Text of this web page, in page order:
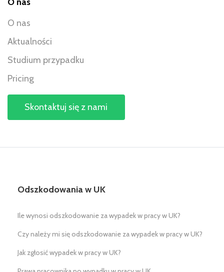
O nas
Aktualności
Studium przypadku
Pricing
Skontaktuj się z nami
Odszkodowania w UK
Ile wynosi odszkodowanie za wypadek w pracy w UK?
Czy należy mi się odszkodowanie za wypadek w pracy w UK?
Jak zgłosić wypadek w pracy w UK?